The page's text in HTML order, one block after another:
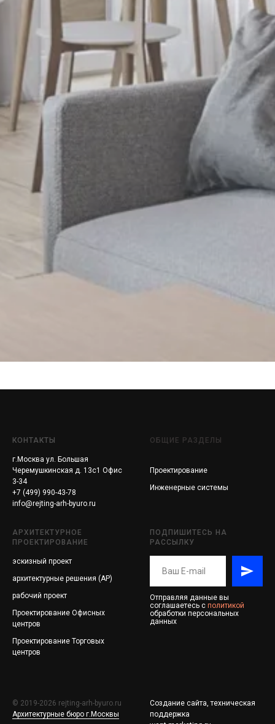
КОНТАКТЫ
г.Москва ул. Большая
Черемушкинская д. 13с1 Офис
3-34
+7 (499) 990-43-78
info@rejting-arh-byuro.ru
ОБЩИЕ РАЗДЕЛЫ
Проектирование
Инженерные системы
АРХИТЕКТУРНОЕ
ПРОЕКТИРОВАНИЕ
эскизный проект
архитектурные решения (АР)
рабочий проект
Проектирование Офисных
центров
Проектирование Торговых
центров
ПОДПИШИТЕСЬ НА
РАССЫЛКУ
Отправляя данные вы
соглашаетесь с политикой
обработки персональных
данных
© 2019-2026 rejting-arh-byuro.ru
Архитектурные бюро г.Москвы
Создание сайта, техническая
поддержка